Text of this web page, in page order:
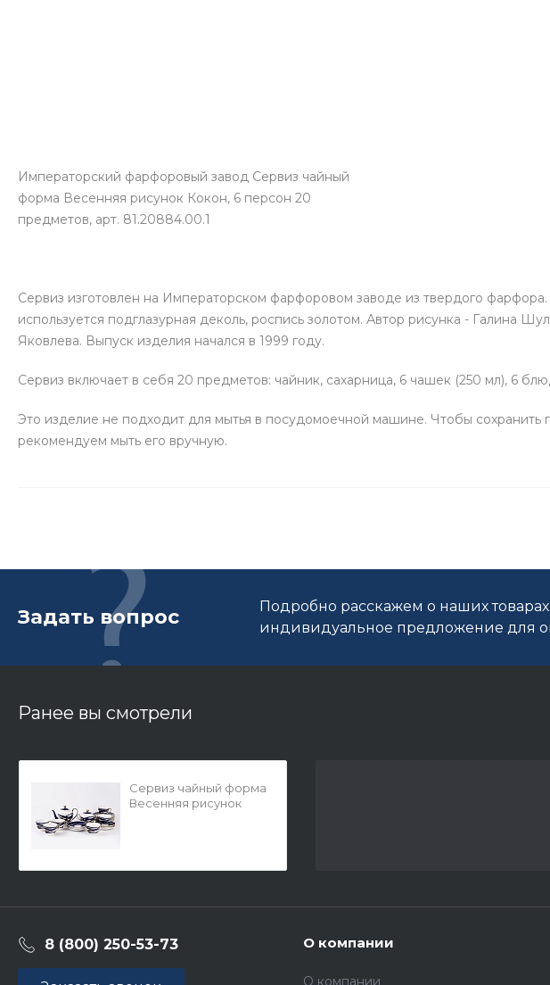
Императорский фарфоровый завод Сервиз чайный
форма Весенняя рисунок Кокон, 6 персон 20
предметов, арт. 81.20884.00.1
Сервиз изготовлен на Императорском фарфоровом заводе из твердого
используется подглазурная деколь, роспись золотом. Автор рисунка - Галина
Яковлева. Выпуск изделия начался в 1999 году.
Сервиз включает в себя 20 предметов: чайник, сахарница, 6 чашек (250 мл), 6
Это изделие не подходит для мытья в посудомоечной машине. Чтобы сохранить
рекомендуем мыть его вручную.
Задать вопрос
Подробно расскажем о наших
индивидуальное предложение для
Ранее вы смотрели
Сервиз чайный форма
Весенняя рисунок
8 (800) 250-53-73 О компании
О компании